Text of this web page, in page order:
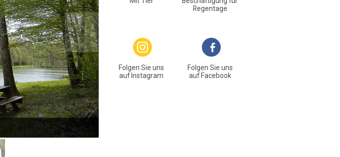
Regentage
Folgen Sie uns
auf Instagram
Folgen Sie uns
auf Facebook